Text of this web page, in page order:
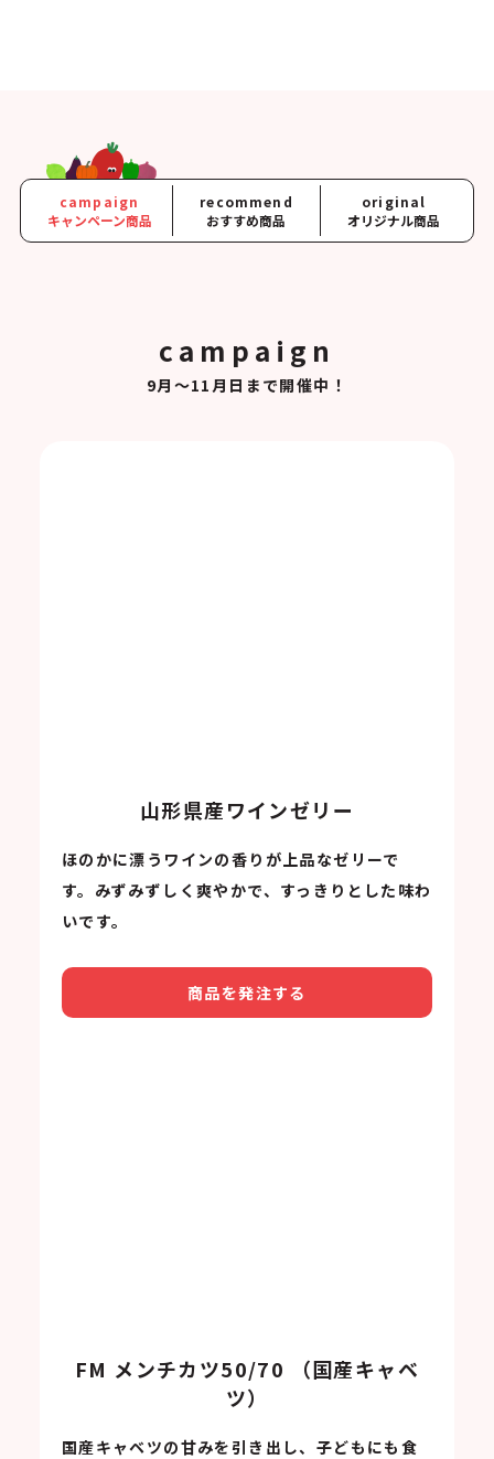
campaign
キャンペーン商品
recommend
おすすめ商品
original
オリジナル商品
campaign
9月～11月日まで開催中！
山形県産ワインゼリー
ほのかに漂うワインの香りが上品なゼリーで
す。みずみずしく爽やかで、すっきりとした味わ
いです。
商品を発注する
FM メンチカツ50/70 （国産キャベ
ツ）
国産キャベツの甘みを引き出し、子どもにも食